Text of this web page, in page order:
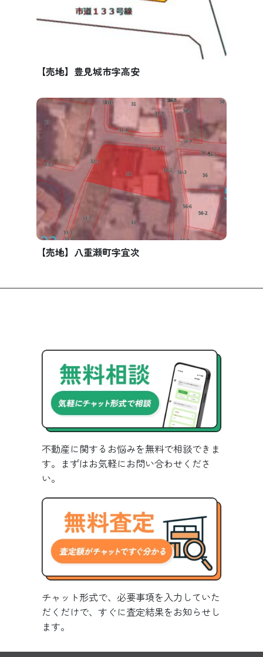
【売地】豊見城市字高安
【売地】八重瀬町字宜次
不動産に関するお悩みを無料で相談できま
す。まずはお気軽にお問い合わせくださ
い。
チャット形式で、必要事項を入力していた
だくだけで、すぐに査定結果をお知らせし
ます。